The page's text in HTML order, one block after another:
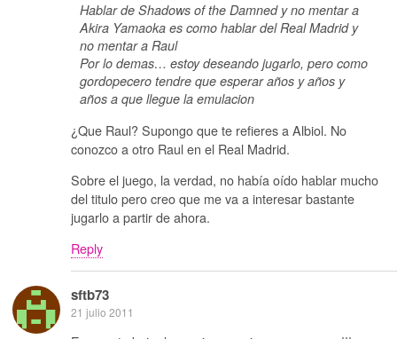
Hablar de Shadows of the Damned y no mentar a
Akira Yamaoka es como hablar del Real Madrid y
no mentar a Raul
Por lo demas… estoy deseando jugarlo, pero como
gordopecero tendre que esperar años y años y
años a que llegue la emulacion
¿Que Raul? Supongo que te refieres a Albiol. No
conozco a otro Raul en el Real Madrid.
Sobre el juego, la verdad, no había oído hablar mucho
del titulo pero creo que me va a interesar bastante
jugarlo a partir de ahora.
Reply
sftb73
21 julio 2011